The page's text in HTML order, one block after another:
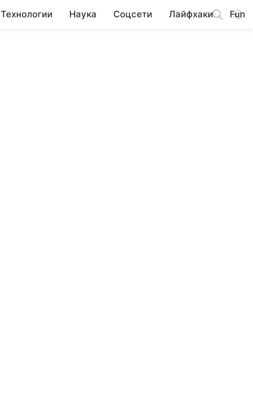
Технологии Наука Соцсети Лайфхаки Fun